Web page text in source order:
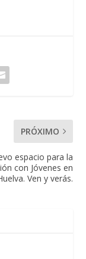
PRÓXIMO
espacio para la
con Jóvenes en
Ven y verás.